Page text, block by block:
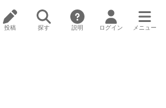
投稿 探す 説明 ログイン メニュー